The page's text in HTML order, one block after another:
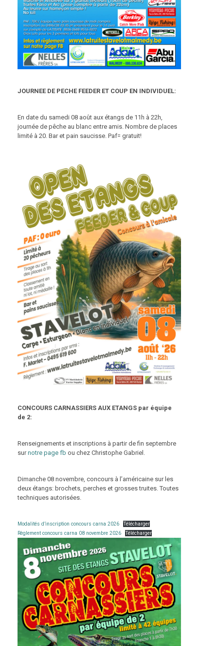
JOURNEE DE PECHE FEEDER ET COUP EN INDIVIDUEL:
En date du samedi 08 août aux étangs de 11h à 22h,
journée de pêche au blanc entre amis. Nombre de places
limité à 20. Bar et pain saucisse. Paf= gratuit!
CONCOURS CARNASSIERS AUX ETANGS par équipe
de 2:
Renseignements et inscriptions à partir de fin septembre
surnotre page fb ou chez Christophe Gabriel.
Dimanche 08 novembre, concours à l’américaine sur les
deux étangs: brochets, perches et grosses truites. Toutes
techniques autorisées.
Modalités d’inscription concours carna 2026
Télécharger
Règlement concours carna 08 novembre 2026
Télécharger